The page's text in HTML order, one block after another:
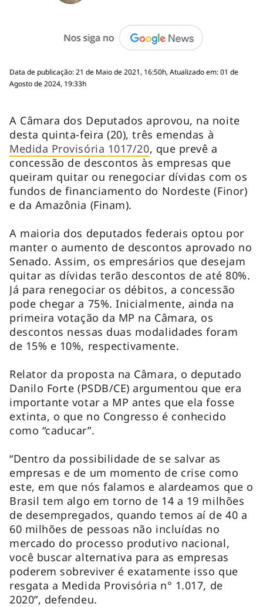
Data de publicação: 21 de Maio de 2021, 16:50h, Atualizado em: 01 de
Agosto de 2024, 19:33h
A Câmara dos Deputados aprovou, na noite
desta quinta-feira (20), três emendas à
Medida Provisória 1017/20, que prevê a
concessão de descontos às empresas que
queiram quitar ou renegociar dívidas com os
fundos de financiamento do Nordeste (Finor)
e da Amazônia (Finam).
A maioria dos deputados federais optou por
manter o aumento de descontos aprovado no
Senado. Assim, os empresários que desejam
quitar as dívidas terão descontos de até 80%.
Já para renegociar os débitos, a concessão
pode chegar a 75%. Inicialmente, ainda na
primeira votação da MP na Câmara, os
descontos nessas duas modalidades foram
de 15% e 10%, respectivamente.
Relator da proposta na Câmara, o deputado
Danilo Forte (PSDB/CE) argumentou que era
importante votar a MP antes que ela fosse
extinta, o que no Congresso é conhecido
como “caducar”.
“Dentro da possibilidade de se salvar as
empresas e de um momento de crise como
este, em que nós falamos e alardeamos que o
Brasil tem algo em torno de 14 a 19 milhões
de desempregados, quando temos aí de 40 a
60 milhões de pessoas não incluídas no
mercado do processo produtivo nacional,
você buscar alternativa para as empresas
poderem sobreviver é exatamente isso que
resgata a Medida Provisória n° 1.017, de
2020”, defendeu.